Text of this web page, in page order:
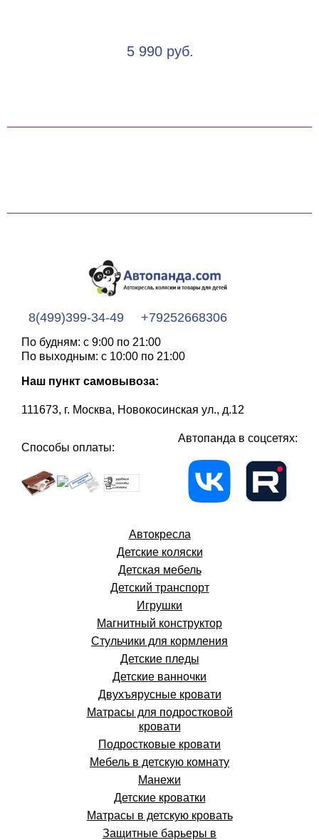
5 990 руб.
8(499)399-34-49 +79252668306
По будням: с 9:00 по 21:00
По выходным: с 10:00 по 21:00
Наш пункт самовывоза:
111673, г. Москва, Новокосинская ул., д.12
Способы оплаты:
Автопанда в соцсетях:
Автокресла
Детские коляски
Детская мебель
Детский транспорт
Игрушки
Магнитный конструктор
Стульчики для кормления
Детские пледы
Детские ванночки
Двухъярусные кровати
Матрасы для подростковой
кровати
Подростковые кровати
Мебель в детскую комнату
Манежи
Детские кроватки
Матрасы в детскую кровать
Защитные барьеры в